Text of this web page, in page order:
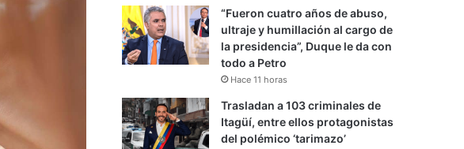
“Fueron cuatro años de abuso,
ultraje y humillación al cargo de
la presidencia”, Duque le da con
todo a Petro
Hace 11 horas
Trasladan a 103 criminales de
Itagüí, entre ellos protagonistas
del polémico ‘tarimazo’